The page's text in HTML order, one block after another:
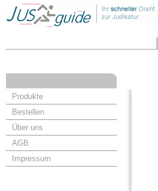
Produkte
Bestellen
Über uns
AGB
Impressum